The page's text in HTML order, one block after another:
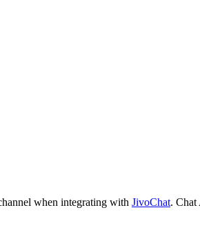
when integrating with JivoChat. Chat